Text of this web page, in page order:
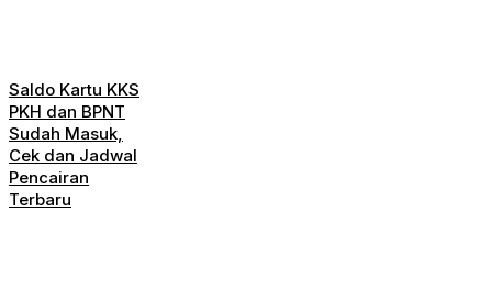
Saldo Kartu KKS
PKH dan BPNT
Sudah Masuk,
Cek dan Jadwal
Pencairan
Terbaru